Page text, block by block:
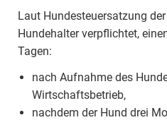
Laut Hundesteuersatzung
Hundehalter verpflichtet,
Tagen:
nach Aufnahme des
Wirtschaftsbetrieb,
nachdem der Hund drei